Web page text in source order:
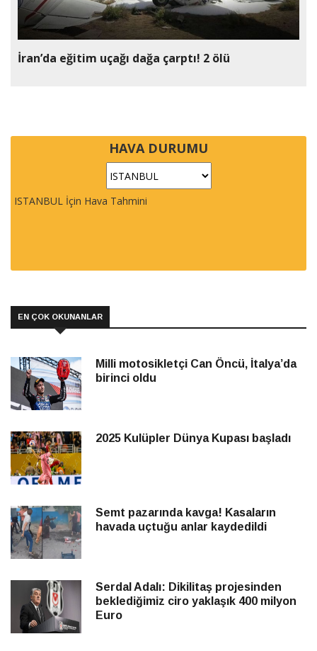
İran’da eğitim uçağı dağa çarptı! 2 ölü
HAVA DURUMU
ISTANBUL İçin Hava Tahmini
EN ÇOK OKUNANLAR
Milli motosikletçi Can Öncü, İtalya’da
birinci oldu
2025 Kulüpler Dünya Kupası başladı
Semt pazarında kavga! Kasaların
havada uçtuğu anlar kaydedildi
Serdal Adalı: Dikilitaş projesinden
beklediğimiz ciro yaklaşık 400 milyon
Euro